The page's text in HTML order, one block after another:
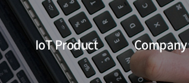
IoT Product Company